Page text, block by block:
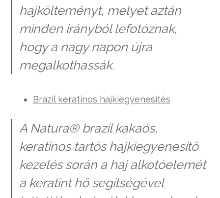
hajkölteményt, melyet aztán
minden irányból lefotóznak,
hogy a nagy napon újra
megalkothassák.
Brazil keratinos hajkiegyenesítés
A Natura® brazil kakaós,
keratinos tartós hajkiegyenesítő
kezelés során a haj alkotóelemét
a keratint hő segítségével